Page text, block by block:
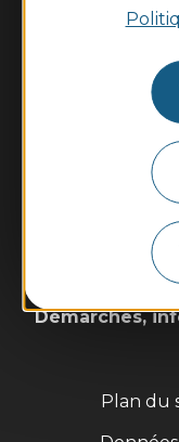
Le lundi de 10h
Nous
Vie municipale
Démarches,
Plan du